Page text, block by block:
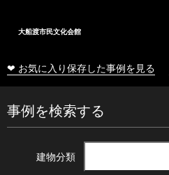
大船渡市民文化会館
❤ お気に入り保存した事例を見る
事例を検索する
建物分類